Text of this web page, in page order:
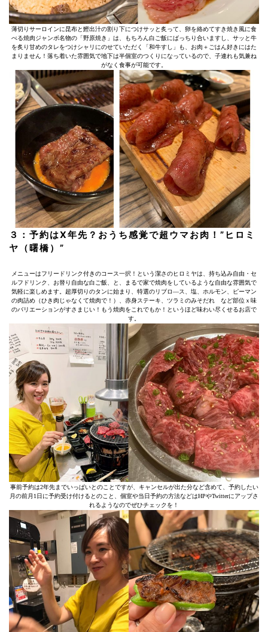
薄切りサーロインに昆布と鰹出汁の割り下につけサッと炙って、卵を絡めてすき焼き風に食
べる焼肉ジャンボ名物の「野原焼き」は、もちろん白ご飯にばっちり合いますし、サッと牛
を炙り甘めのタレをつけシャリにのせていただく「和牛すし」も、お肉＋ごはん好きにはた
まりません！落ち着いた雰囲気で地下は半個室のつくりになっているので、子連れも気兼ね
がなく食事が可能です。
３：予約はX年先？おうち感覚で超ウマお肉！”ヒロミ
ヤ（曙橋）”
メニューはフリードリンク付きのコース一択！という潔さのヒロミヤは、持ち込み自由・セ
ルフドリンク、お替り自由な白ご飯、と、まるで家で焼肉をしているような自由な雰囲気で
気軽に楽しめます。超厚切りのタンに始まり、特選のリブロ―ス、塩、ホルモン、ピーマン
の肉詰め（ひき肉じゃなくて焼肉で！）、赤身ステーキ、ツラミのみそだれ など部位ｘ味
のバリエーションがすさまじい！もう焼肉をこれでもか！というほど味わい尽くせるお店で
す。
事前予約は2年先までいっぱいとのことですが、キャンセルが出た分など含めて、予約したい
月の前月1日に予約受け付けるとのこと、個室や当日予約の方法などはHPやTwitterにアップさ
れるようなのでぜひチェックを！